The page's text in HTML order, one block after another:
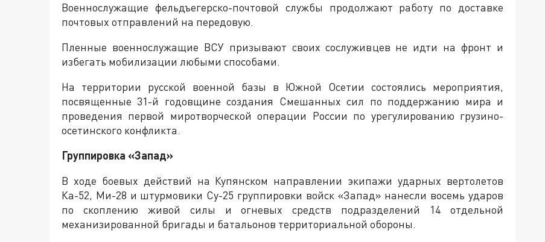
Военнослужащие фельдъегерско-почтовой службы продолжают работу по доставке
почтовых отправлений на передовую.
Пленные военнослужащие ВСУ призывают своих сослуживцев не идти на фронт и
избегать мобилизации любыми способами.
На территории русской военной базы в Южной Осетии состоялись мероприятия,
посвященные 31-й годовщине создания Смешанных сил по поддержанию мира и
проведения первой миротворческой операции России по урегулированию грузино-
осетинского конфликта.
Группировка «Запад»
В ходе боевых действий на Купянском направлении экипажи ударных вертолетов
Ка-52, Ми-28 и штурмовики Су-25 группировки войск «Запад» нанесли восемь ударов
по скоплению живой силы и огневых средств подразделений 14 отдельной
механизированной бригады и батальонов территориальной обороны.